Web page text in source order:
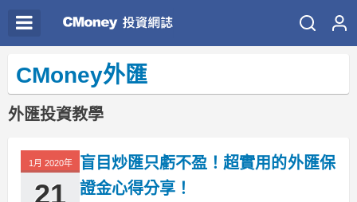
CMoney外匯
外匯投資教學
1月 2020年
21
盲目炒匯只虧不盈！超實用的外匯保
證金心得分享！